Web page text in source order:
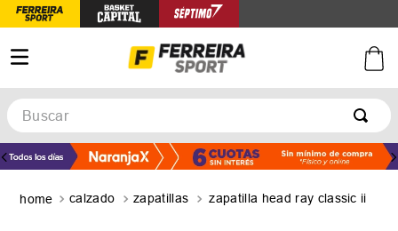
Buscar
calzado zapatillas zapatilla head ray classic ii
TÉRMINOS MÁS BUSCADOS